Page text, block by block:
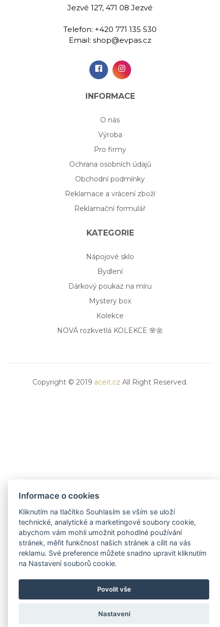
Jezvé 127, 471 08 Jezvé
Telefon: +420 771 135 530
Email: shop@evpas.cz
INFORMACE
O nás
Výroba
Pro firmy
Ochrana osobních údajů
Obchodní podmínky
Reklamace a vrácení zboží
Reklamační formulář
KATEGORIE
Nápojové sklo
Bydlení
Dárkový poukaz na míru
Mystery box
Kolekce
NOVÁ rozkvetlá KOLEKCE 🌸🌼
Copyright © 2019 aceit.cz All Right Reserved.
Informace o cookies
Kliknutím na tlačítko Souhlasím se vším se uloží
technické, analytické a marketingové soubory cookie,
abychom vám mohli umožnit pohodlné používání
stránek, měřit funkčnost našich stránek a cílit na vás
reklamu. Své preference můžete snadno upravit kliknutím
na Nastavení souborů cookie.
Povolit vše
Nastavení